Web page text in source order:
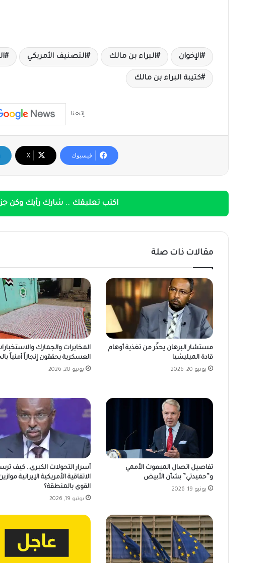
الإخوان البراء بن مالك التصنيف الأمريكي
كتيبة البراء بن مالك
إتبعنا
فيسبوك ‫X
اكتب تعليقك .. شارك رأيك وكن
مقالات ذات صلة
مستشار البرهان يحذّر من تغذية أوهام
قادة الميليشيا
يونيو 20, 2026
المخابرات والجمارك
العسكرية يحققون إنجازاً أمنياً
يونيو 20, 2026
تفاصيل اتصال المبعوث الأممي
و”حميدتي” بشأن الأبيض
يونيو 19, 2026
أسرار التحولات الكبرى.. كيف
الاتفاقية الأمريكية الإيرانية
القوى بالمنطقة؟
يونيو 19, 2026